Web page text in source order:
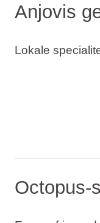
Anjovis
Lokale
Octopus-